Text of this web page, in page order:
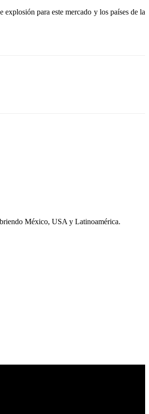
para este mercado y los países de la
México, USA y Latinoamérica.